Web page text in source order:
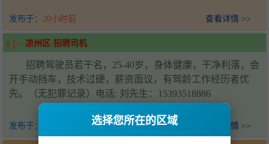
选择您所在的区域
发布于： 20小时前 查看详情 >>
凉州区-招聘司机
招聘驾驶员若干名，25-40岁，身体健康，干净利落，会
开手动挡车，技术过硬，薪资面议，有驾龄工作经历者优
先。（无犯罪记录）电话: 刘先生：15393518886
发布于： 查看详情 >>